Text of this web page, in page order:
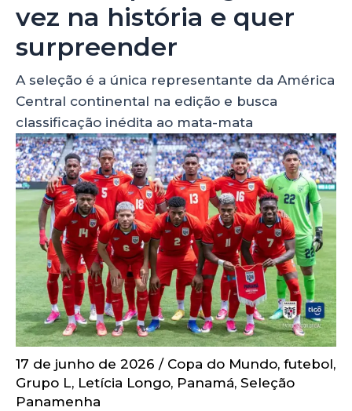
vez na história e quer
surpreender
A seleção é a única representante da América
Central continental na edição e busca
classificação inédita ao mata-mata
17 de junho de 2026 / Copa do Mundo, futebol,
Grupo L, Letícia Longo, Panamá, Seleção
Panamenha